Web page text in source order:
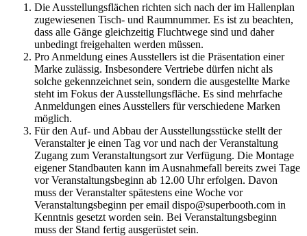
Die Ausstellungsflächen richten sich nach der im Hallenplan
zugewiesenen Tisch- und Raumnummer. Es ist zu beachten,
dass alle Gänge gleichzeitig Fluchtwege sind und daher
unbedingt freigehalten werden müssen.
Pro Anmeldung eines Ausstellers ist die Präsentation einer
Marke zulässig. Insbesondere Vertriebe dürfen nicht als
solche gekennzeichnet sein, sondern die ausgestellte Marke
steht im Fokus der Ausstellungsfläche. Es sind mehrfache
Anmeldungen eines Ausstellers für verschiedene Marken
möglich.
Für den Auf- und Abbau der Ausstellungsstücke stellt der
Veranstalter je einen Tag vor und nach der Veranstaltung
Zugang zum Veranstaltungsort zur Verfügung. Die Montage
eigener Standbauten kann im Ausnahmefall bereits zwei Tage
vor Veranstaltungsbeginn ab 12.00 Uhr erfolgen. Davon
muss der Veranstalter spätestens eine Woche vor
Veranstaltungsbeginn per email dispo@superbooth.com in
Kenntnis gesetzt worden sein. Bei Veranstaltungsbeginn
muss der Stand fertig ausgerüstet sein.